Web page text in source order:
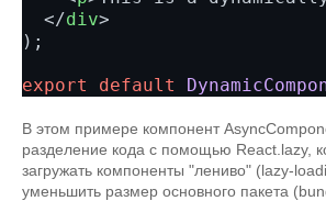
</div>
);
export default
В этом примере компонент
разделение кода с помощью React.lazy,
загружать компоненты "лениво" (lazy-
уменьшить размер основного пакета